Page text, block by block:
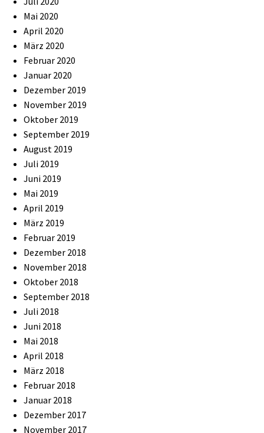
Mai 2020
April 2020
März 2020
Februar 2020
Januar 2020
Dezember 2019
November 2019
Oktober 2019
September 2019
August 2019
Juli 2019
Juni 2019
Mai 2019
April 2019
März 2019
Februar 2019
Dezember 2018
November 2018
Oktober 2018
September 2018
Juli 2018
Juni 2018
Mai 2018
April 2018
März 2018
Februar 2018
Januar 2018
Dezember 2017
November 2017